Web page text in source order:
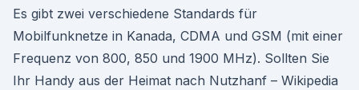
Es gibt zwei verschiedene Standards für
Mobilfunknetze in Kanada, CDMA und GSM (mit einer
Frequenz von 800, 850 und 1900 MHz). Sollten Sie
Ihr Handy aus der Heimat nach Nutzhanf – Wikipedia